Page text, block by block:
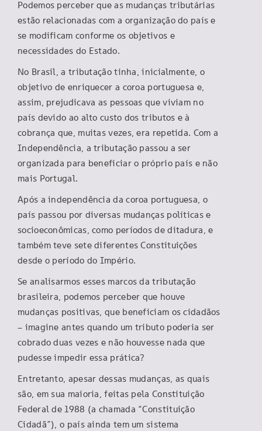
Podemos perceber que as mudanças tributárias
estão relacionadas com a organização do país e
se modificam conforme os objetivos e
necessidades do Estado.
No Brasil, a tributação tinha, inicialmente, o
objetivo de enriquecer a coroa portuguesa e,
assim, prejudicava as pessoas que viviam no
país devido ao alto custo dos tributos e à
cobrança que, muitas vezes, era repetida. Com a
Independência, a tributação passou a ser
organizada para beneficiar o próprio país e não
mais Portugal.
Após a independência da coroa portuguesa, o
país passou por diversas mudanças políticas e
socioeconômicas, como períodos de ditadura, e
também teve sete diferentes Constituições
desde o período do Império.
Se analisarmos esses marcos da tributação
brasileira, podemos perceber que houve
mudanças positivas, que beneficiam os cidadãos
– imagine antes quando um tributo poderia ser
cobrado duas vezes e não houvesse nada que
pudesse impedir essa prática?
Entretanto, apesar dessas mudanças, as quais
são, em sua maioria, feitas pela Constituição
Federal de 1988 (a chamada “Constituição
Cidadã”), o país ainda tem um sistema